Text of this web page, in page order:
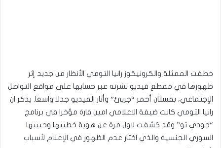
خطفت الممثلة والكرونيكوز رانيا التومي الأنظار من جديد إثر
ظهورها في مقطع فيديو نشرته عبر حسابها على مواقع التواصل
الإجتماعي، بفستان أحمر “جريئ” وأثار الفيديو جدلا واسعا. يذكر ان
رانيا التومي كانت ضيفة الاعلامي امين قارة مؤخرا في برنامج
“جودي تو” وقد كشفت لاول مرة عن هوية خطيبها وحبيبها
السوري الجنسية والذي اختار عدم الظهور في الإعلام لأسباب